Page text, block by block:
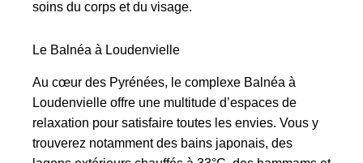
soins du corps et du visage.
Le Balnéa à Loudenvielle
Au cœur des Pyrénées, le complexe Balnéa à
Loudenvielle offre une multitude d’espaces de
relaxation pour satisfaire toutes les envies. Vous y
trouverez notamment des bains japonais, des